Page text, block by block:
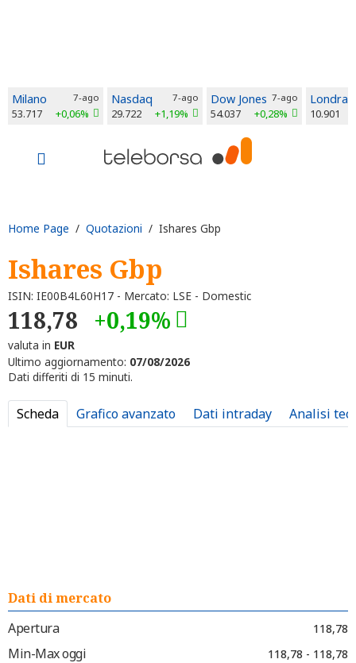
Milano 7-ago
53.717 +0,06%
Nasdaq 7-ago
29.722 +1,19%
Dow Jones 7-ago
54.037 +0,28%
Londra
10.901
Home Page / Quotazioni / Ishares Gbp
Ishares Gbp
ISIN: IE00B4L60H17 - Mercato: LSE - Domestic
118,78 +0,19%
valuta in EUR
Ultimo aggiornamento: 07/08/2026
Dati differiti di 15 minuti.
Scheda Grafico avanzato Dati intraday Analisi
Dati di mercato
Apertura
118,78
Min-Max oggi 118,78 - 118,78